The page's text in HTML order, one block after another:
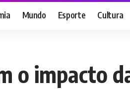
Mundo Esporte Cultura
o impacto